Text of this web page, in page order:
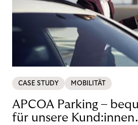
CASE STUDY MOBILITÄT
APCOA Parking –
für unsere Kund:innen.